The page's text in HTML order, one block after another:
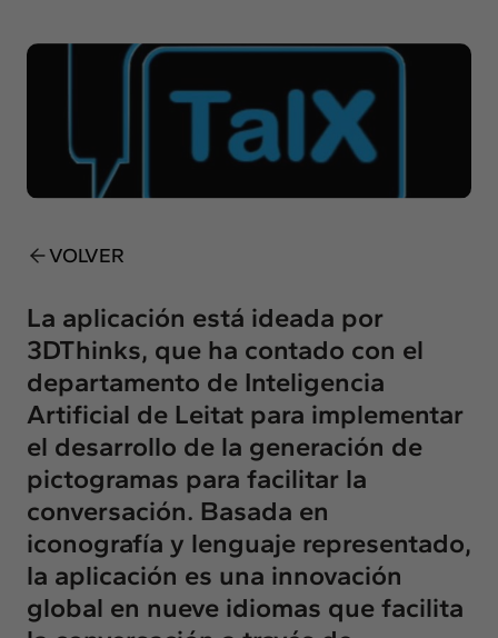
Intercambio
Contacto
info@intermedia.es
VOLVER
La aplicación está ideada por
3DThinks, que ha contado con el
departamento de Inteligencia
Artificial de Leitat para implementar
el desarrollo de la generación de
pictogramas para facilitar la
conversación. Basada en
iconografía y lenguaje representado,
la aplicación es una innovación
global en nueve idiomas que facilita